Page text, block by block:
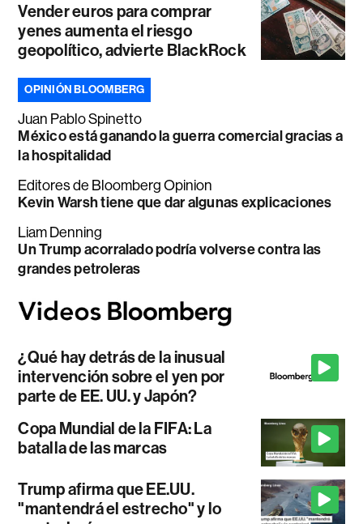
Vender euros para comprar
yenes aumenta el riesgo
geopolítico, advierte BlackRock
OPINIÓN BLOOMBERG
Juan Pablo Spinetto
México está ganando la guerra comercial gracias a
la hospitalidad
Editores de Bloomberg Opinion
Kevin Warsh tiene que dar algunas explicaciones
Liam Denning
Un Trump acorralado podría volverse contra las
grandes petroleras
¿Qué hay detrás de la inusual
intervención sobre el yen por
parte de EE. UU. y Japón?
Copa Mundial de la FIFA: La
batalla de las marcas
Trump afirma que EE.UU.
"mantendrá el estrecho" y lo